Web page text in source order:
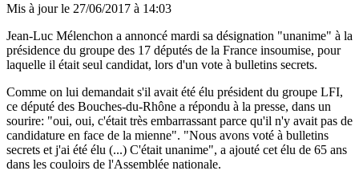
Mis à jour le 27/06/2017 à 14:03
Jean-Luc Mélenchon a annoncé mardi sa désignation "unanime" à la
présidence du groupe des 17 députés de la France insoumise, pour
laquelle il était seul candidat, lors d'un vote à bulletins secrets.
Comme on lui demandait s'il avait été élu président du groupe LFI,
ce député des Bouches-du-Rhône a répondu à la presse, dans un
sourire: "oui, oui, c'était très embarrassant parce qu'il n'y avait pas de
candidature en face de la mienne". "Nous avons voté à bulletins
secrets et j'ai été élu (...) C'était unanime", a ajouté cet élu de 65 ans
dans les couloirs de l'Assemblée nationale.